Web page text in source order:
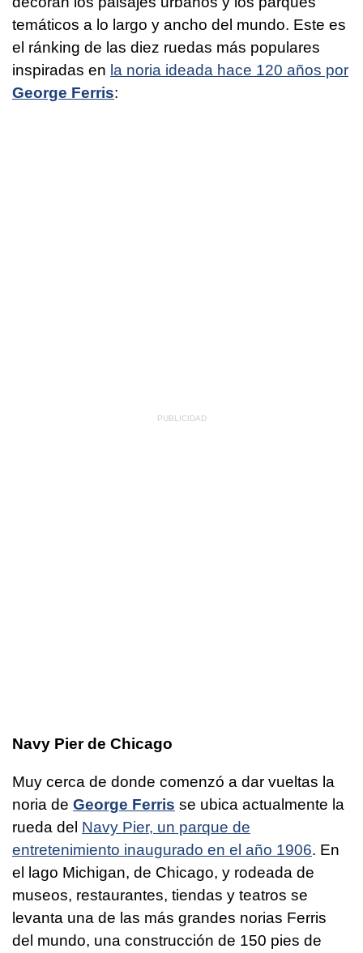
temáticos a lo largo y ancho del mundo. Este es
el ránking de las diez ruedas más populares
inspiradas en la noria ideada hace 120 años por
George Ferris:
Navy Pier de Chicago
Muy cerca de donde comenzó a dar vueltas la
noria de George Ferris se ubica actualmente la
rueda del Navy Pier, un parque de
entretenimiento inaugurado en el año 1906. En
el lago Michigan, de Chicago, y rodeada de
museos, restaurantes, tiendas y teatros se
levanta una de las más grandes norias Ferris
del mundo, una construcción de 150 pies de